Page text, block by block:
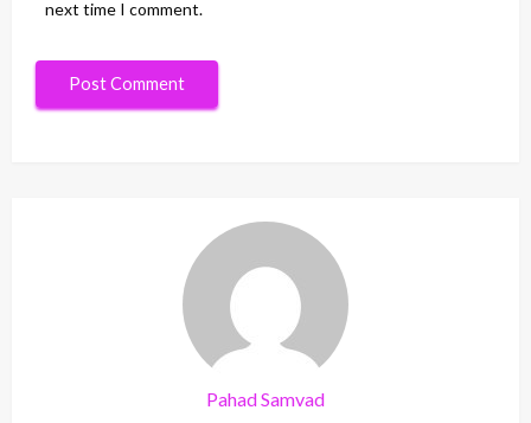
next time I comment.
Pahad Samvad